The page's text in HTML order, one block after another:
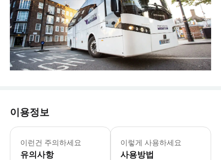
이용정보
이런건 주의하세요
유의사항
이렇게 사용하세요
사용방법